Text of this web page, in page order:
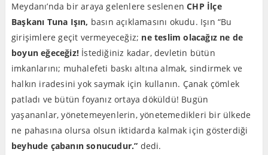
Meydanı’nda bir araya gelenlere seslenenCHP İlçe
Başkanı Tuna Işın, basın açıklamasını okudu. Işın “Bu
girişimlere geçit vermeyeceğiz; ne teslim olacağız ne de
boyun eğeceğiz! İstediğiniz kadar, devletin bütün
imkanlarını; muhalefeti baskı altına almak, sindirmek ve
halkın iradesini yok saymak için kullanın. Çanak çömlek
patladı ve bütün foyanız ortaya döküldü! Bugün
yaşananlar, yönetemeyenlerin, yönetemedikleri bir ülkede
ne pahasına olursa olsun iktidarda kalmak için gösterdiği
beyhude çabanın sonucudur.” dedi.